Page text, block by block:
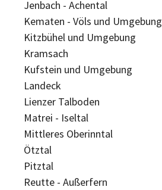
Jenbach - Achental
Kematen - Völs und Umgebung
Kitzbühel und Umgebung
Kramsach
Kufstein und Umgebung
Landeck
Lienzer Talboden
Matrei - Iseltal
Mittleres Oberinntal
Ötztal
Pitztal
Reutte - Außerfern